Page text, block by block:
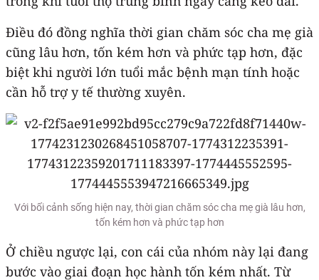
Điều đó đồng nghĩa thời gian chăm sóc cha mẹ già
cũng lâu hơn, tốn kém hơn và phức tạp hơn, đặc
biệt khi người lớn tuổi mắc bệnh mạn tính hoặc
cần hỗ trợ y tế thường xuyên.
Với bối cảnh sống hiện nay, thời gian chăm sóc cha mẹ già lâu hơn,
tốn kém hơn và phức tạp hơn
Ở chiều ngược lại, con cái của nhóm này lại đang
bước vào giai đoạn học hành tốn kém nhất. Từ